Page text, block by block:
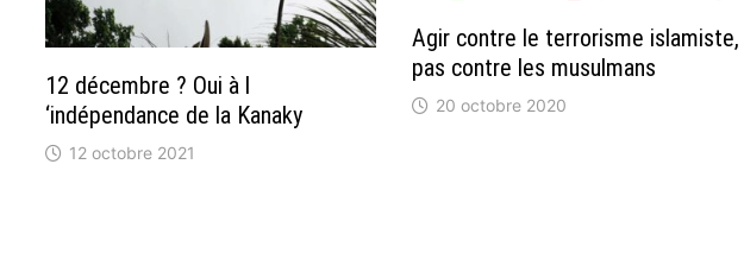
12 décembre ? Oui à l
‘indépendance de la Kanaky
12 octobre 2021
Agir contre le terrorisme islamiste,
pas contre les musulmans
20 octobre 2020